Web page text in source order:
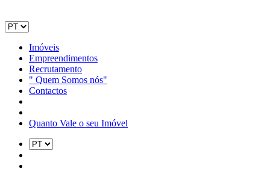
Imóveis
Empreendimentos
Recrutamento
" Quem Somos nós"
Contactos
Quanto Vale o seu Imóvel